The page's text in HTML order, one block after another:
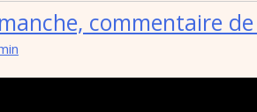
commentaire